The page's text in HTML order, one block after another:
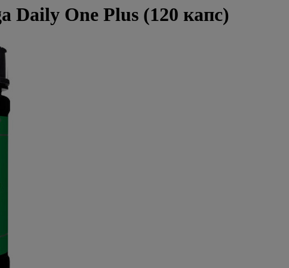
Daily One Plus (120 капс)